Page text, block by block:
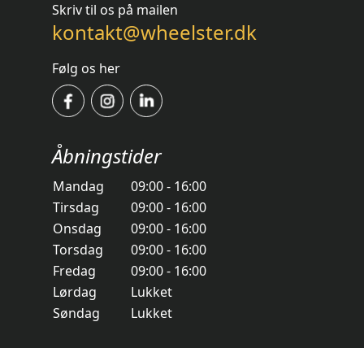
Skriv til os på mailen
kontakt@wheelster.dk
Følg os her
Åbningstider
Mandag
09:00 - 16:00
Tirsdag
09:00 - 16:00
Onsdag
09:00 - 16:00
Torsdag
09:00 - 16:00
Fredag
09:00 - 16:00
Lørdag
Lukket
Søndag
Lukket